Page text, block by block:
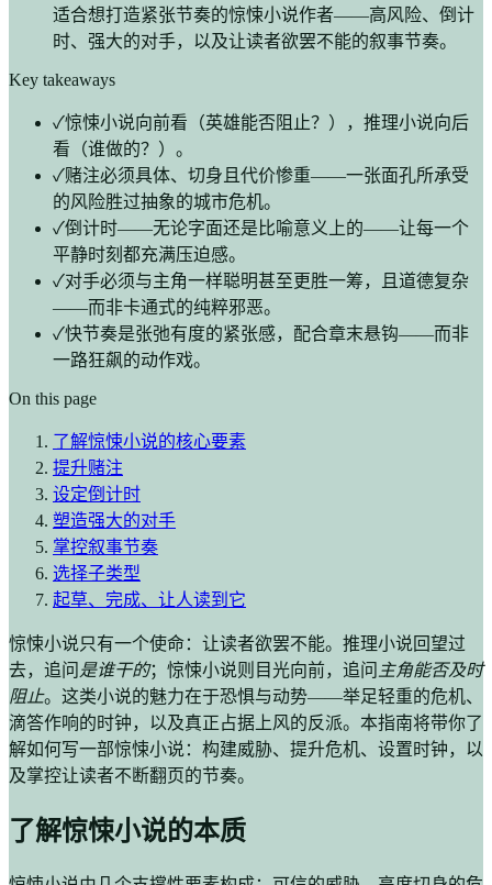
适合想打造紧张节奏的惊悚小说作者——高风险、倒计
时、强大的对手，以及让读者欲罢不能的叙事节奏。
Key takeaways
✓惊悚小说向前看（英雄能否阻止？），推理小说向后
看（谁做的？）。
✓赌注必须具体、切身且代价惨重——一张面孔所承受
的风险胜过抽象的城市危机。
✓倒计时——无论字面还是比喻意义上的——让每一个
平静时刻都充满压迫感。
✓对手必须与主角一样聪明甚至更胜一筹，且道德复杂
——而非卡通式的纯粹邪恶。
✓快节奏是张弛有度的紧张感，配合章末悬钩——而非
一路狂飙的动作戏。
On this page
了解惊悚小说的核心要素
提升赌注
设定倒计时
塑造强大的对手
掌控叙事节奏
选择子类型
起草、完成、让人读到它
惊悚小说只有一个使命：让读者欲罢不能。推理小说回望过
去，追问 是谁干的；惊悚小说则目光向前，追问 主角能否及时
阻止。这类小说的魅力在于恐惧与动势——举足轻重的危机、
滴答作响的时钟，以及真正占据上风的反派。本指南将带你了
解如何写一部惊悚小说：构建威胁、提升危机、设置时钟，以
及掌控让读者不断翻页的节奏。
了解惊悚小说的本质